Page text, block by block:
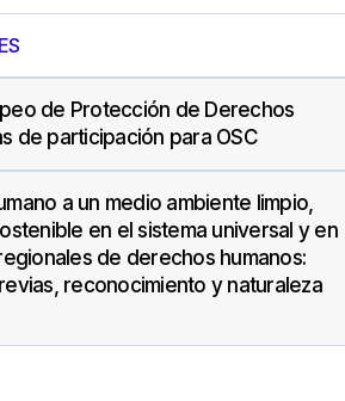
de Protección de Derechos
de participación para OSC
a un medio ambiente limpio,
en el sistema universal y en
de derechos humanos:
reconocimiento y naturaleza